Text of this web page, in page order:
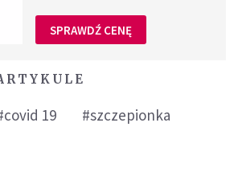
SPRAWDŹ CENĘ
19
#szczepionka